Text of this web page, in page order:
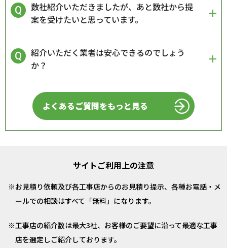
数社紹介いただきましたが、あと数社から提
案を受けたいと思っています。
紹介いただく業者は安心できるのでしょう
か？
よくあるご質問をもっと見る
サイトご利用上の注意
お見積り依頼及び各工事店からのお見積り提示、各種お電話・メ
ールでの相談はすべて「無料」になります。
工事店の紹介数は最大3社、お客様のご要望に沿って最適な工事
店を選定しご紹介しております。